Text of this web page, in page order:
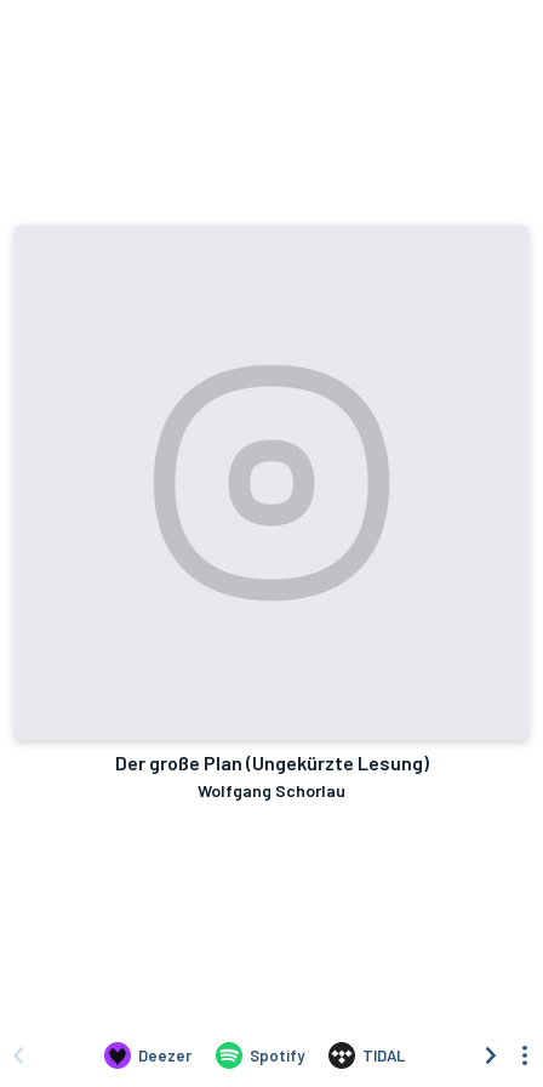
Der große Plan (Ungekürzte Lesung)
Wolfgang Schorlau
Deezer Spotify TIDAL